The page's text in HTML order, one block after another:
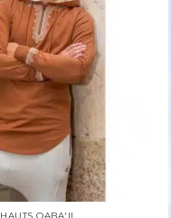
HAUTS QABA'IL